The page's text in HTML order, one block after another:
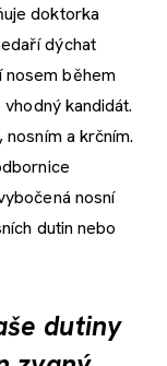
doktorka
dýchat
během
kandidát.
a krčním.
nosní
dutin nebo
dutiny